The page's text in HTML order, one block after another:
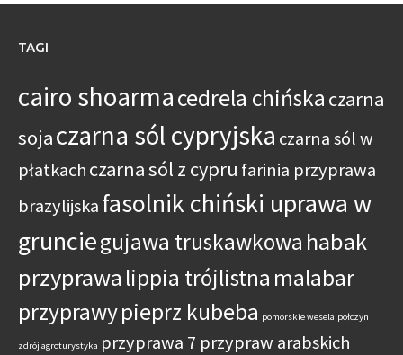
TAGI
cairo shoarmacedrela chińska czarna
sojaczarna sól cypryjska czarna sól w
płatkachczarna sól z cypru farinia przyprawa
brazylijskafasolnik chiński uprawa w
grunciegujawa truskawkowa habak
przyprawalippia trójlistna malabar
przyprawypieprz kubeba pomorskie wesela połczyn
zdrój agroturystyka przyprawa 7 przypraw arabskich